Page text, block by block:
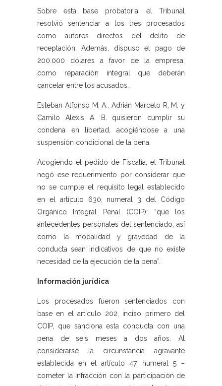
Sobre esta base probatoria, el Tribunal
resolvió sentenciar a los tres procesados
como autores directos del delito de
receptación. Además, dispuso el pago de
200.000 dólares a favor de la empresa,
como reparación integral que deberán
cancelar entre los acusados.
Esteban Alfonso M. A., Adrián Marcelo R, M. y
Camilo Alexis A. B. quisieron cumplir su
condena en libertad, acogiéndose a una
suspensión condicional de la pena.
Acogiendo el pedido de Fiscalía, el Tribunal
negó ese requerimiento por considerar que
no se cumple el requisito legal establecido
en el artículo 630, numeral 3 del Código
Orgánico Integral Penal (COIP): “que los
antecedentes personales del sentenciado, así
como la modalidad y gravedad de la
conducta sean indicativos de que no existe
necesidad de la ejecución de la pena”.
Información jurídica
Los procesados fueron sentenciados con
base en el artículo 202, inciso primero del
COIP, que sanciona esta conducta con una
pena de seis meses a dos años. Al
considerarse la circunstancia agravante
establecida en el artículo 47, numeral 5 –
cometer la infracción con la participación de